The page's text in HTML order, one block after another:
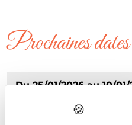
Prochaines dates
Du 25/01/2026 au 10/01/
Le Dimanche de 10:00 à
Du Mardi au Samedi de